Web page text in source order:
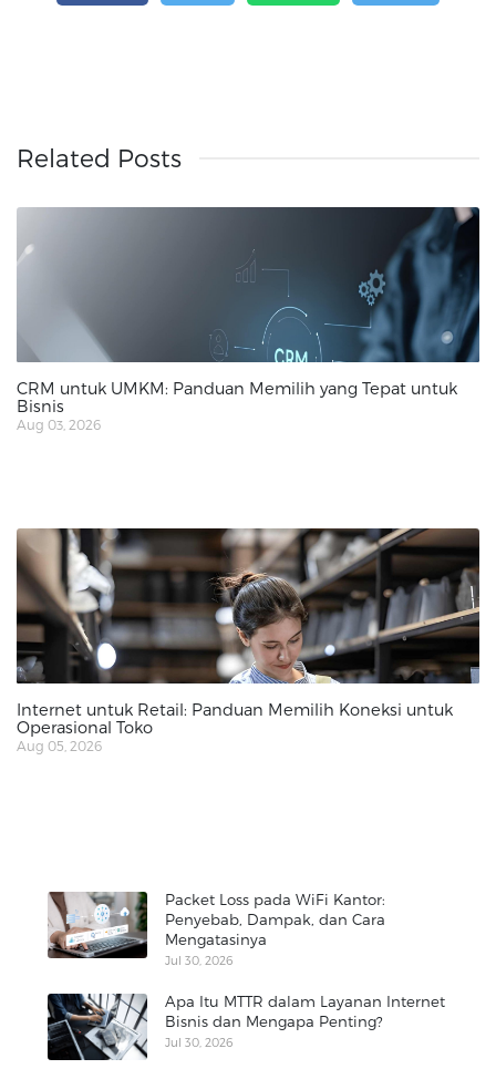
Related Posts
CRM untuk UMKM: Panduan Memilih yang Tepat untuk
Bisnis
Aug 03, 2026
Internet untuk Retail: Panduan Memilih Koneksi untuk
Operasional Toko
Aug 05, 2026
Packet Loss pada WiFi Kantor:
Penyebab, Dampak, dan Cara
Mengatasinya
Jul 30, 2026
Apa Itu MTTR dalam Layanan Internet
Bisnis dan Mengapa Penting?
Jul 30, 2026